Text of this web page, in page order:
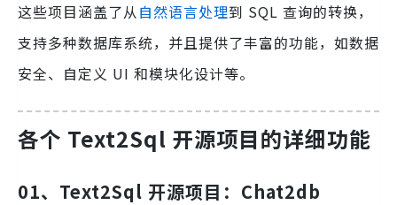
这些项目涵盖了从自然语言处理到 SQL 查询的转换，
支持多种数据库系统，并且提供了丰富的功能，如数据
安全、自定义 UI 和模块化设计等。
各个 Text2Sql 开源项目的详细功能
01、Text2Sql 开源项目：Chat2db